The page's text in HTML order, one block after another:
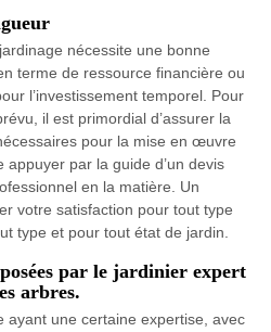
nécessite une bonne
terme de ressource financière ou
l’investissement temporel. Pour
il est primordial d’assurer la
pour la mise en œuvre
par la guide d’un devis
en la matière. Un
votre satisfaction pour tout type
type et pour tout état de jardin.
par le jardinier expert
arbres.
ayant une certaine expertise, avec